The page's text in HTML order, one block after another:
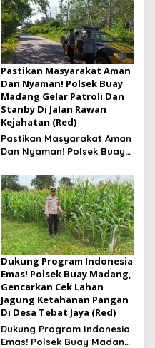
Pastikan Masyarakat Aman
Dan Nyaman! Polsek Buay
Madang Gelar Patroli Dan
Stanby Di Jalan Rawan
Kejahatan (Red)
Pastikan Masyarakat Aman
Dan Nyaman! Polsek Buay
Stanby Di Jalan Rawan
Kejahatan
Dukung Program Indonesia
Emas! Polsek Buay Madang,
Gencarkan Cek Lahan
Jagung Ketahanan Pangan
Di Desa Tebat Jaya (Red)
Dukung Program Indonesia
Emas! Polsek Buay Madang,